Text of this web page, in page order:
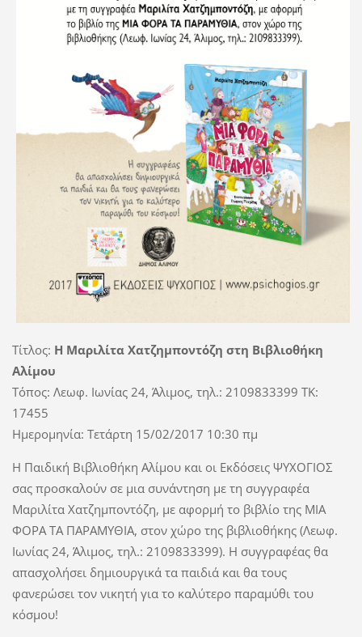
Τίτλος: Η Μαριλίτα Χατζημποντόζη στη Βιβλιοθήκη
Αλίμου
Τόπος: Λεωφ. Ιωνίας 24, Άλιμος, τηλ.: 2109833399 TK:
17455
Ημερομηνία: Τετάρτη 15/02/2017 10:30 πμ
Η Παιδική Βιβλιοθήκη Αλίμου και οι Εκδόσεις ΨΥΧΟΓΙΟΣ
σας προσκαλούν σε μια συνάντηση με τη συγγραφέα
Μαριλίτα Χατζημποντόζη, με αφορμή το βιβλίο της ΜΙΑ
ΦΟΡΑ ΤΑ ΠΑΡΑΜΥΘΙΑ, στον χώρο της βιβλιοθήκης (Λεωφ.
Ιωνίας 24, Άλιμος, τηλ.: 2109833399). Η συγγραφέας θα
απασχολήσει δημιουργικά τα παιδιά και θα τους
φανερώσει τον νικητή για το καλύτερο παραμύθι του
κόσμου!